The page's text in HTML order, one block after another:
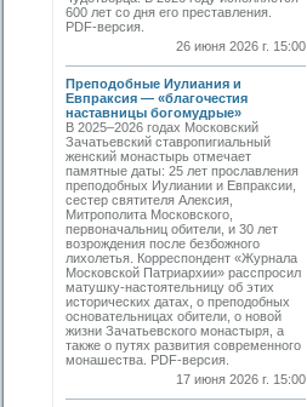
600 лет со дня его преставления.
PDF-версия.
26 июня 2026 г. 15:00
Преподобные Иулиания и
Евпраксия — «благочестия
наставницы богомудрые»
В 2025–2026 годах Московский
Зачатьевский ставропигиальный
женский монастырь отмечает
памятные даты: 25 лет прославления
преподобных Иулиании и Евпраксии,
сестер святителя Алексия,
Митрополита Московского,
первоначальниц обители, и 30 лет
возрождения после безбожного
лихолетья. Корреспондент «Журнала
Московской Патриархии» расспросил
матушку-настоятельницу об этих
исторических датах, о преподобных
основательницах обители, о новой
жизни Зачатьевского монастыря, а
также о путях развития современного
монашества. PDF-версия.
17 июня 2026 г. 15:00